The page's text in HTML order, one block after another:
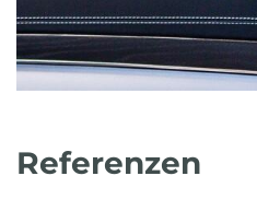
Referenzen